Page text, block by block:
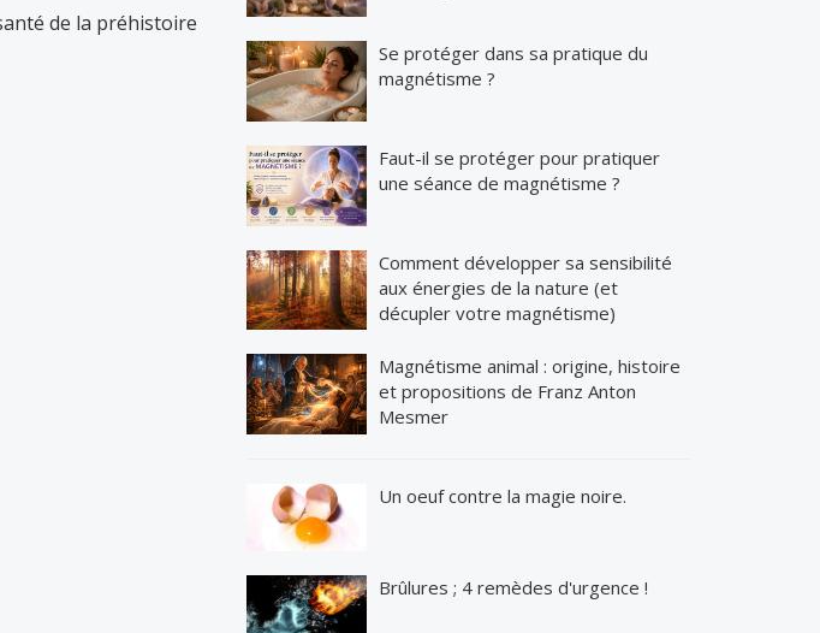
de la préhistoire
Se protéger dans sa pratique du
magnétisme ?
Faut-il se protéger pour pratiquer
une séance de magnétisme ?
Comment développer sa sensibilité
aux énergies de la nature (et
décupler votre magnétisme)
Magnétisme animal : origine, histoire
et propositions de Franz Anton
Mesmer
Un oeuf contre la magie noire.
Brûlures ; 4 remèdes d'urgence !